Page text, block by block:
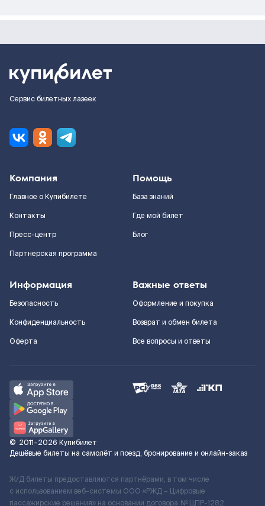
Сервис билетных лазеек
Компания
Главное о Купибилете
Контакты
Пресс-центр
Партнерская программа
Помощь
База знаний
Где мой билет
Блог
Информация
Безопасность
Конфиденциальность
Оферта
Важные ответы
Оформление и покупка
Возврат и обмен билета
Все вопросы и ответы
© 2011–2026 Купибилет
Дешёвые билеты на самолёт и поезд, бронирование и онлайн-заказ
Ж/Д билеты предоставляются партнёрами, в том числе
с использованием веб-системы ООО «РЖД – Цифровые
пассажирские решения» на основании договора № ЦПР-1282